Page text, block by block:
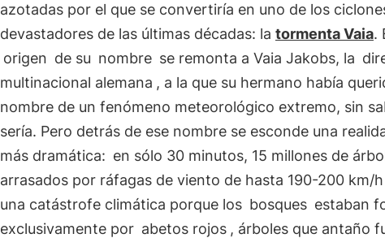
azotadas por el que se convertiría en uno de los
devastadores de las últimas décadas: la tormenta Vaia.
origen de su nombre se remonta a Vaia Jakobs, la
multinacional alemana , a la que su hermano había
nombre de un fenómeno meteorológico extremo, sin
sería. Pero detrás de ese nombre se esconde una
más dramática: en sólo 30 minutos, 15 millones de
arrasados por ráfagas de viento de hasta 190-200 km/h
una catástrofe climática porque los bosques estaban
exclusivamente por abetos rojos , árboles que antaño